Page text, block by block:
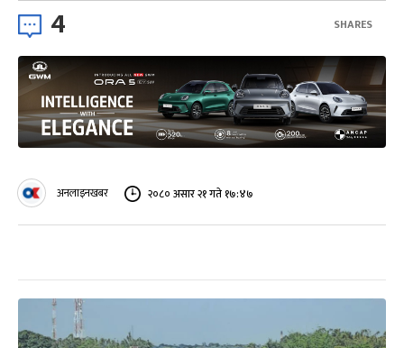
4 SHARES
अनलाइनखबर २०८० असार २१ गते १७:४७